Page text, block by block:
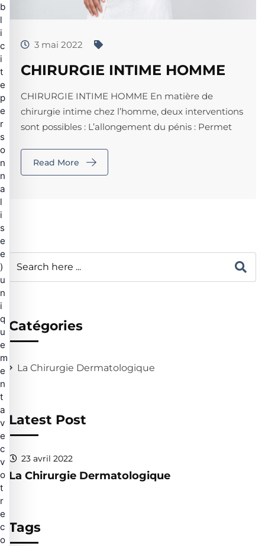
3 mai 2022
CHIRURGIE INTIME HOMME
CHIRURGIE INTIME HOMME En matière de
chirurgie intime chez l’homme, deux interventions
sont possibles : L’allongement du pénis : Permet
Read More
Catégories
La Chirurgie Dermatologique
Latest Post
23 avril 2022
La Chirurgie Dermatologique
Tags
b
l
i
c
i
t
e
p
e
r
s
o
n
n
a
l
i
s
e
e
)
u
n
i
q
u
e
m
e
n
t
a
v
e
c
v
o
t
r
e
c
o